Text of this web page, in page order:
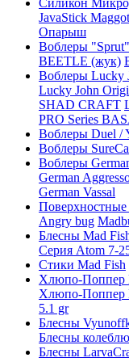
JavaStick Maggot
Опарыш
Воблеры "Sprut"
BEETLE (жук)
Воблеры Lucky
Lucky John
SHAD CRAFT
PRO Series
Воблеры Duel /
Воблеры
Воблеры
German
German Vassal
Angry bug
Блесны Mad
Серия Atom 7-
Стики Mad Fish
Хлюпо-Поппер
Хлюпо-Поппер
5.1 gr
Блесны
Блесны
Блесны